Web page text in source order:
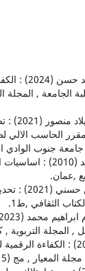
1. اسماعيل
2.
الحاسب الالي
جنوب الوادي
,عمان.
4. حسين
الثقافي ,ط1.
التربوية ,
6. دبابي , مديحة (2024) :
, مج (15) العدد (2) الجزائر .